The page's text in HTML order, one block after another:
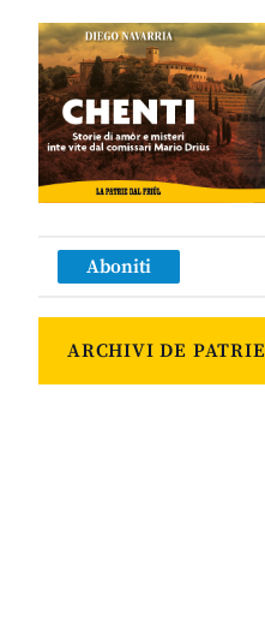
Aboniti
ARCHIVI DE PATRIE